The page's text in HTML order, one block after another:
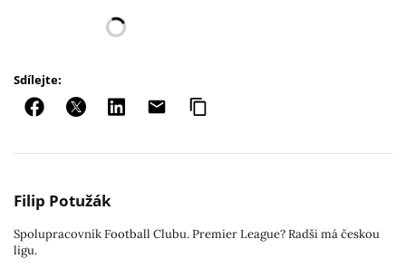
Sdílejte:
Filip Potužák
Spolupracovník Football Clubu. Premier League? Radši má českou
ligu.